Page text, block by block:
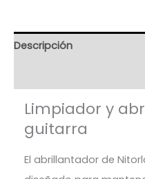
Descripción
Limpiador y
guitarra
El abrillantador de